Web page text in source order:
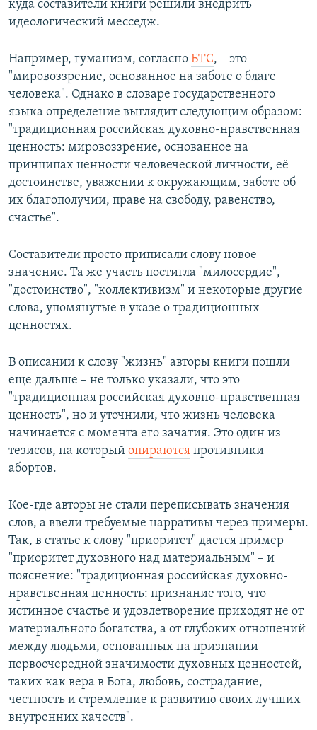
куда составители книги решили внедрить
идеологический месседж.
Например, гуманизм, согласно БТС, – это
"мировоззрение, основанное на заботе о благе
человека". Однако в словаре государственного
языка определение выглядит следующим образом:
"традиционная российская духовно-нравственная
ценность: мировоззрение, основанное на
принципах ценности человеческой личности, её
достоинстве, уважении к окружающим, заботе об
их благополучии, праве на свободу, равенство,
счастье".
Составители просто приписали слову новое
значение. Та же участь постигла "милосердие",
"достоинство", "коллективизм" и некоторые другие
слова, упомянутые в указе о традиционных
ценностях.
В описании к слову "жизнь" авторы книги пошли
еще дальше – не только указали, что это
"традиционная российская духовно-нравственная
ценность", но и уточнили, что жизнь человека
начинается с момента его зачатия. Это один из
тезисов, на который опираются противники
абортов.
Кое-где авторы не стали переписывать значения
слов, а ввели требуемые нарративы через примеры.
Так, в статье к слову "приоритет" дается пример
"приоритет духовного над материальным" – и
пояснение: "традиционная российская духовно-
нравственная ценность: признание того, что
истинное счастье и удовлетворение приходят не от
материального богатства, а от глубоких отношений
между людьми, основанных на признании
первоочередной значимости духовных ценностей,
таких как вера в Бога, любовь, сострадание,
честность и стремление к развитию своих лучших
внутренних качеств".